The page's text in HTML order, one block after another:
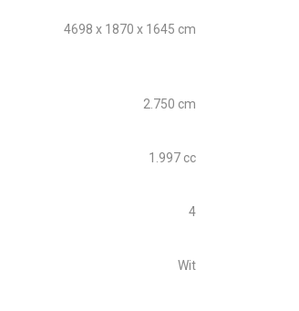
4698 x 1870 x 1645 cm
2.750 cm
1.997 cc
4
Wit